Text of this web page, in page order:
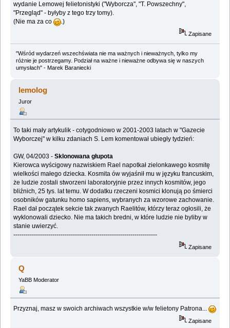
wydanie Lemowej felietonistyki ("Wyborcza", "T. Powszechny",
"Przegląd" - byłyby z tego trzy tomy).
(Nie ma za co
.)
Zapisane
"Wśród wydarzeń wszechświata nie ma ważnych i nieważnych, tylko my
różnie je postrzegamy. Podział na ważne i nieważne odbywa się w naszych
umysłach" - Marek Baraniecki
lemolog
Juror
To taki mały artykulik - cotygodniowo w 2001-2003 latach w "Gazecie
Wyborczej" w kilku zdaniach S. Lem komentował ubiegły tydzień:
GW, 04/2003 -Sklonowana głupota
Kierowca wyścigowy nazwiskiem Rael napotkał zielonkawego kosmitę
wielkości małego dziecka. Kosmita ów wyjaśnił mu w języku francuskim,
że ludzie zostali stworzeni laboratoryjnie przez innych kosmitów, jego
bliźnich, 25 tys. lat temu. W dodatku rzeczeni kosmici klonują po śmierci
osobników gatunku homo sapiens, wybranych za wzorowe zachowanie.
Rael dał początek sekcie tak zwanych Raelitów, którzy teraz ogłosili, że
wyklonowali dziecko. Nie ma takich bredni, w które ludzie nie byliby w
stanie uwierzyć.
----------------------------------------------------------------------
Zapisane
Q
YaBB Moderator
Przyznaj, masz w swoich archiwach wszystkie w/w felietony Patrona...
Zapisane